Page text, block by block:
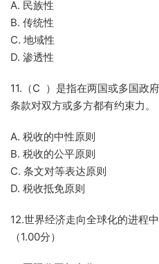
A. 民族性
B. 传统性
C. 地域性
D. 渗透性
11.（C ）是指在两国或多国政
条款对双方或多方都有约束力。
A. 税收的中性原则
B. 税收的公平原则
C. 条文对等表达原则
D. 税收抵免原则
12.世界经济走向全球化的进程
（1.00分）